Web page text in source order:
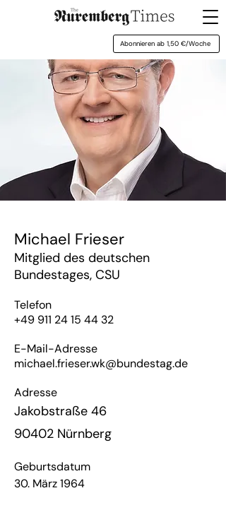
Abonnieren ab 1,50 €/Woche
Michael Frieser
Mitglied des deutschen
Bundestages, CSU
Telefon
+49 911 24 15 44 32
E-Mail-Adresse
michael.frieser.wk@bundestag.de
Adresse
Jakobstraße 46
90402 Nürnberg
Geburtsdatum
30. März 1964